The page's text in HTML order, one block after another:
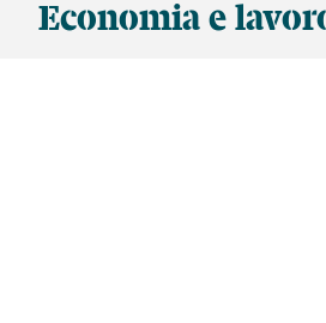
Economia e